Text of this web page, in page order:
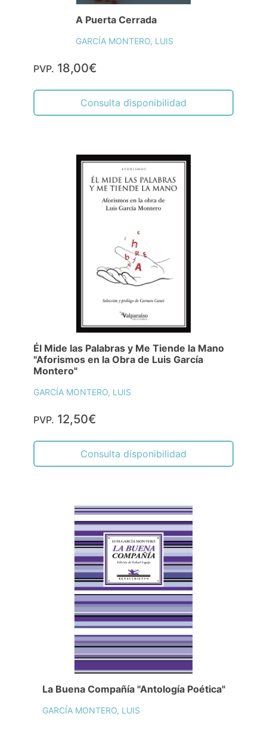
A Puerta Cerrada
GARCÍA MONTERO, LUIS
PVP. 18,00€
Consulta disponibilidad
Él Mide las Palabras y Me Tiende la Mano
"Aforismos en la Obra de Luis García
Montero"
GARCÍA MONTERO, LUIS
PVP. 12,50€
Consulta disponibilidad
La Buena Compañía "Antología Poética"
GARCÍA MONTERO, LUIS